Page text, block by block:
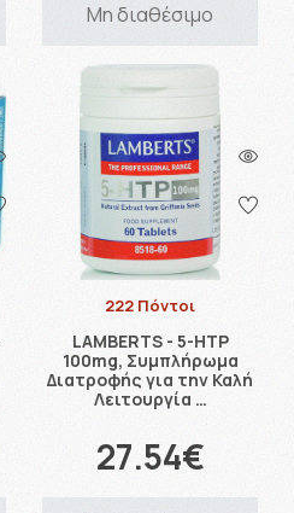
Μη διαθέσιμο
222 Πόντοι
LAMBERTS - 5-HTP
100mg, Συμπλήρωμα
Διατροφής για την Καλή
Λειτουργία …
27.54€